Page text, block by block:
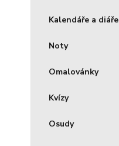
Kalendáře a diáře
Noty
Omalovánky
Kvízy
Osudy